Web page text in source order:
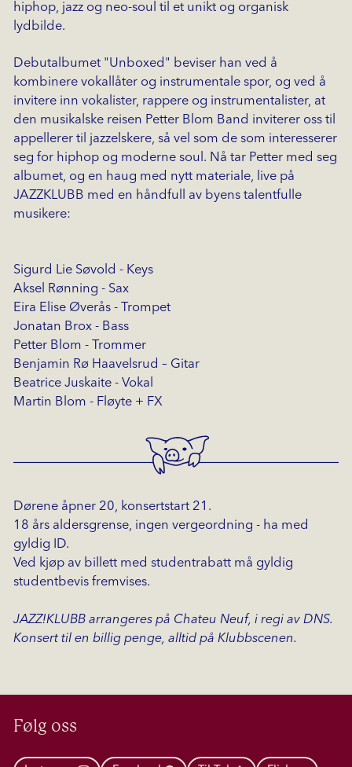
hiphop, jazz og neo-soul til et unikt og organisk
lydbilde.
Debutalbumet "Unboxed" beviser han ved å
kombinere vokallåter og instrumentale spor, og ved å
invitere inn vokalister, rappere og instrumentalister, at
den musikalske reisen Petter Blom Band inviterer oss til
appellerer til jazzelskere, så vel som de som interesserer
seg for hiphop og moderne soul. Nå tar Petter med seg
albumet, og en haug med nytt materiale, live på
JAZZKLUBB med en håndfull av byens talentfulle
musikere:
Sigurd Lie Søvold - Keys
Aksel Rønning - Sax
Eira Elise Øverås - Trompet
Jonatan Brox - Bass
Petter Blom - Trommer
Benjamin Rø Haavelsrud – Gitar
Beatrice Juskaite - Vokal
Martin Blom - Fløyte + FX
Dørene åpner 20, konsertstart 21.
18 års aldersgrense, ingen vergeordning - ha med
gyldig ID.
Ved kjøp av billett med studentrabatt må gyldig
studentbevis fremvises.
JAZZ!KLUBB arrangeres på Chateu Neuf, i regi av DNS.
Konsert til en billig penge, alltid på Klubbscenen.
Følg oss